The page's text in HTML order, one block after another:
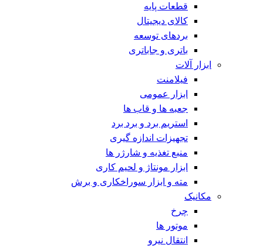
قطعات پایه
کالای دیجیتال
بردهای توسعه
باتری و جاباتری
ابزار آلات
فیلامنت
ابزار عمومی
جعبه ها و قاب ها
استریم برد و برد برد
تجهیزات اندازه گیری
منبع تغذیه و شارژر ها
ابزار مونتاژ و لحیم کاری
مته و ابزار سوراخکاری و برش
مکانیک
چرخ
موتور ها
انتقال نیرو